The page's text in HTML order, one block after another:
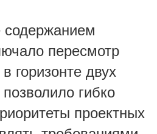
содержанием
пересмотр
горизонте двух
гибко
проектных